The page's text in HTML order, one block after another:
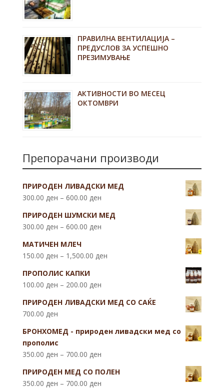
ПРАВИЛНА ВЕНТИЛАЦИЈА –
ПРЕДУСЛОВ ЗА УСПЕШНО
ПРЕЗИМУВАЊЕ
АКТИВНОСТИ ВО МЕСЕЦ
ОКТОМВРИ
Препорачани производи
ПРИРОДЕН ЛИВАДСКИ МЕД
300.00 ден – 600.00 ден
ПРИРОДЕН ШУМСКИ МЕД
300.00 ден – 600.00 ден
МАТИЧЕН МЛЕЧ
150.00 ден – 1,500.00 ден
ПРОПОЛИС КАПКИ
100.00 ден – 200.00 ден
ПРИРОДЕН ЛИВАДСКИ МЕД СО САЌЕ
700.00 ден
БРОНХОМЕД - природен ливадски мед со
прополис
350.00 ден – 700.00 ден
ПРИРОДЕН МЕД СО ПОЛЕН
350.00 ден – 700.00 ден